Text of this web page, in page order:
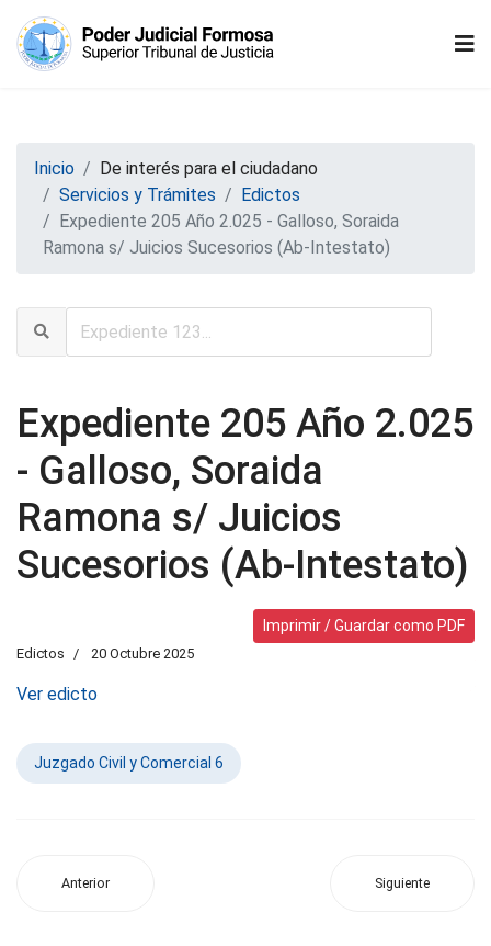
Inicio
De interés para el ciudadano
Servicios y Trámites
Edictos
Expediente 205 Año 2.025 - Galloso, Soraida
Ramona s/ Juicios Sucesorios (Ab-Intestato)
Expediente 205 Año 2.025
- Galloso, Soraida
Ramona s/ Juicios
Sucesorios (Ab-Intestato)
Imprimir / Guardar como PDF
Edictos 20 Octubre 2025
Ver edicto
Juzgado Civil y Comercial 6
Anterior Siguiente